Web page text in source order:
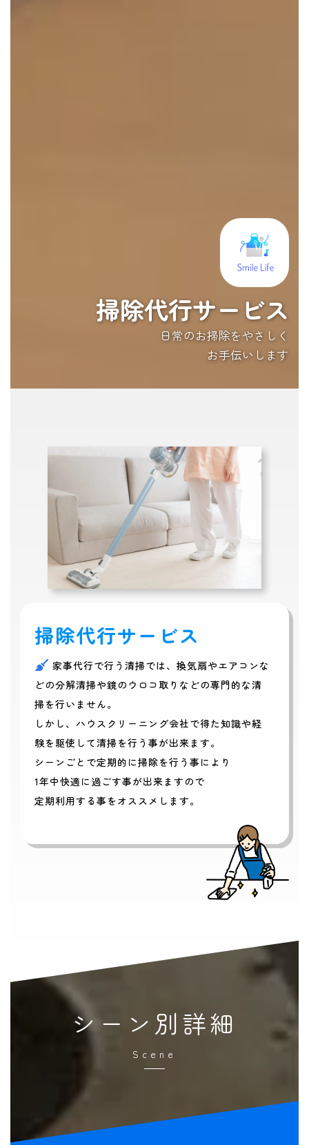
掃除代行サービス
日常のお掃除をやさしく
お手伝いします
掃除代行サービス
家事代行で行う清掃では、換気扇やエアコンな
どの分解清掃や鏡のウロコ取りなどの専門的な清
掃を行いません。
しかし、ハウスクリーニング会社で得た知識や経
験を駆使して清掃を行う事が出来ます。
シーンごとで定期的に掃除を行う事により
1年中快適に過ごす事が出来ますので
定期利用する事をオススメします。
シーン別詳細
Scene